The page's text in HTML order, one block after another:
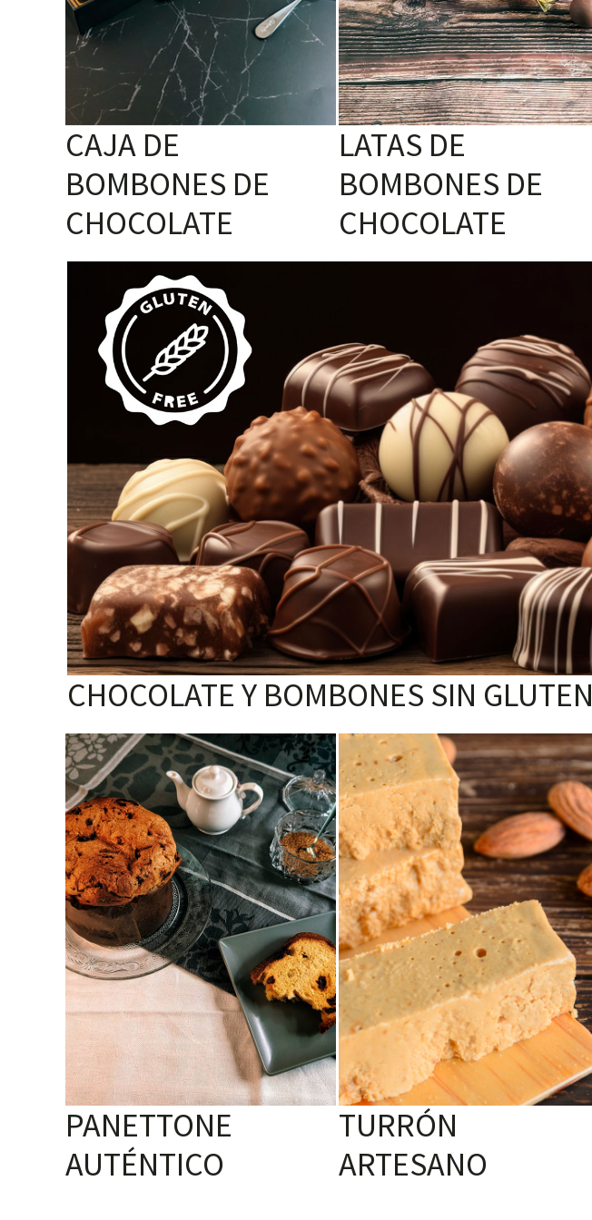
CAJA DE
BOMBONES DE
CHOCOLATE
LATAS DE
BOMBONES DE
CHOCOLATE
CHOCOLATE Y BOMBONES SIN GLUTEN
PANETTONE
AUTÉNTICO
TURRÓN
ARTESANO